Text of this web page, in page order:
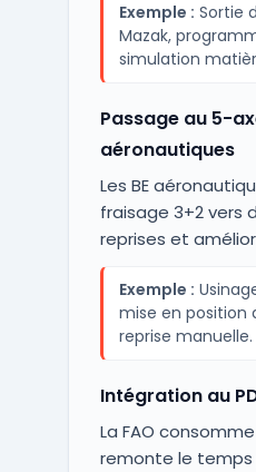
Exemple : Sortie
Mazak,
simulation
Passage au 5-
aéronautiques
Les BE
fraisage 3+2 vers
reprises et
Exemple :
mise en position
reprise manuelle.
Intégration au
La FAO
remonte le temps